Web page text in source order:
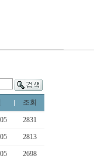
조회
2831
2813
2698